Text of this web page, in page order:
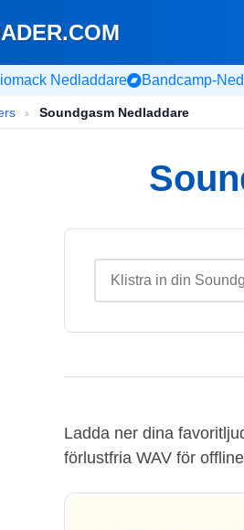
.COM
Nedladdare Bandcamp-
› Soundgasm Nedladdare
Ladda ner dina
förlustfria WAV för